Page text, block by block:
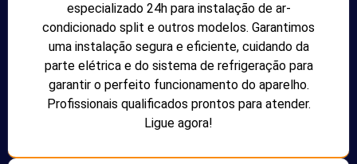
especializado 24h para instalação de ar-
condicionado split e outros modelos. Garantimos
uma instalação segura e eficiente, cuidando da
parte elétrica e do sistema de refrigeração para
garantir o perfeito funcionamento do aparelho.
Profissionais qualificados prontos para atender.
Ligue agora!